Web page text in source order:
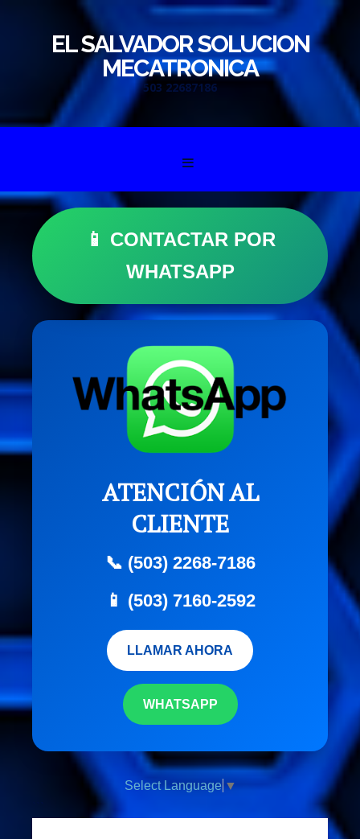
EL SALVADOR SOLUCION
MECATRONICA
503 22687186
Skip to content
📱 CONTACTAR POR
WHATSAPP
ATENCIÓN AL
CLIENTE
📞 (503) 2268-7186
📱 (503) 7160-2592
LLAMAR AHORA
WHATSAPP
Select Language ▼